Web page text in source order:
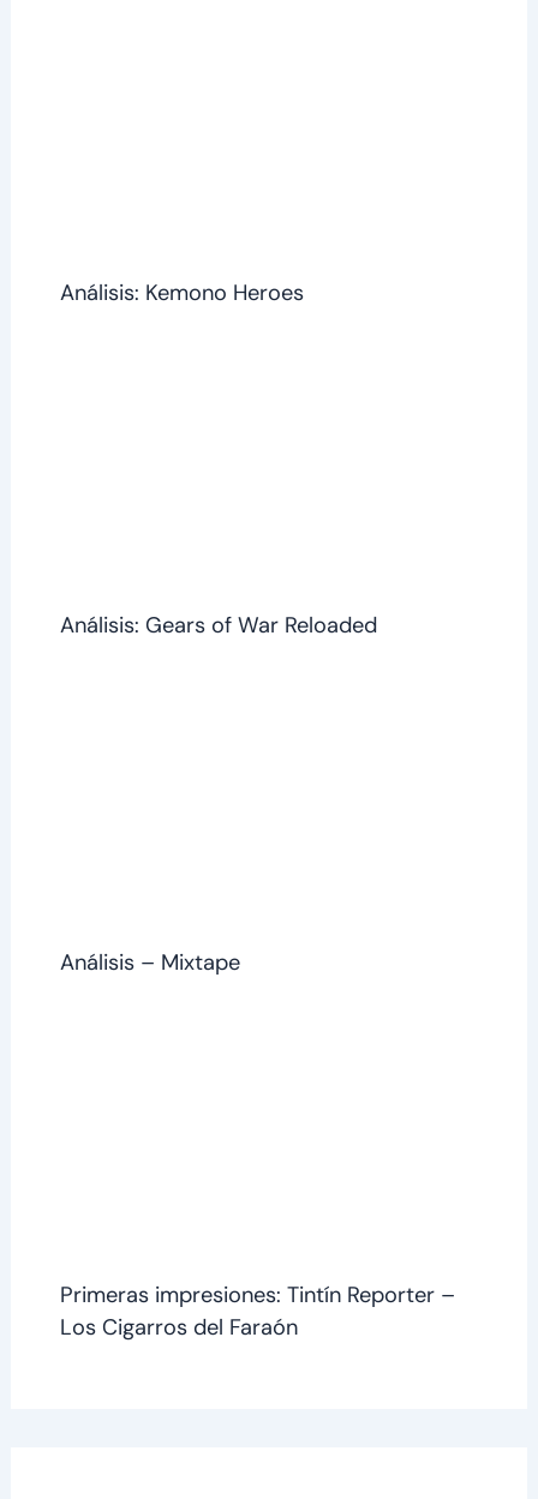
Análisis: Kemono Heroes
Análisis: Gears of War Reloaded
Análisis – Mixtape
Primeras impresiones: Tintín Reporter –
Los Cigarros del Faraón